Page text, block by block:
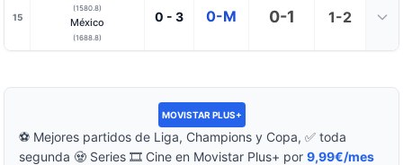
15
(1580.8)
México
(1688.8)
0 - 3 0-M 0-1 1-2
MOVISTAR PLUS+
⚽ Mejores partidos de Liga, Champions y Copa, ✅ toda
segunda 🧟 Series 🎞️ Cine en Movistar Plus+ por 9,99€/mes